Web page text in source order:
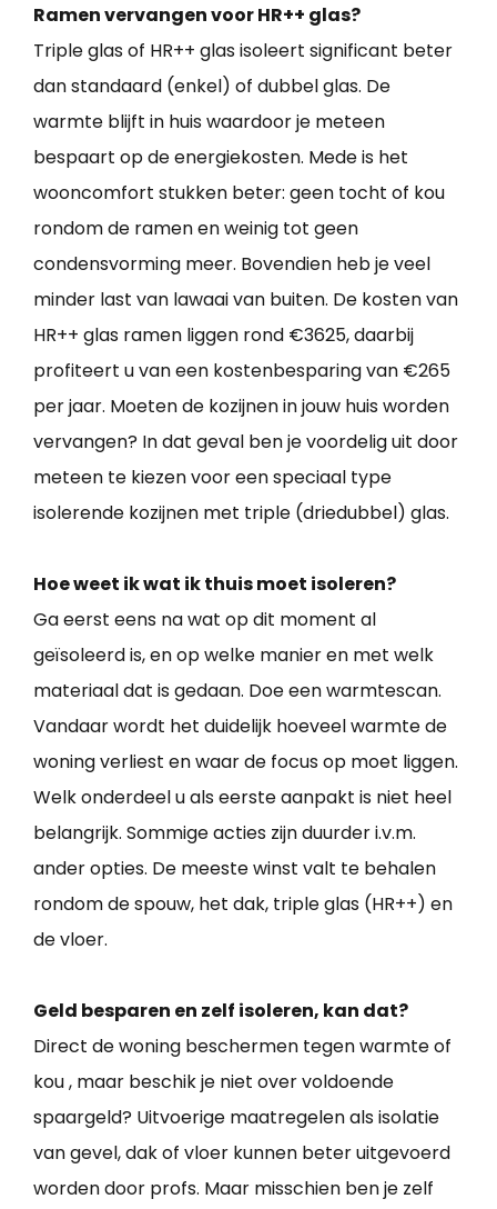
Ramen vervangen voor HR++ glas?
Triple glas of HR++ glas isoleert significant beter
dan standaard (enkel) of dubbel glas. De
warmte blijft in huis waardoor je meteen
bespaart op de energiekosten. Mede is het
wooncomfort stukken beter: geen tocht of kou
rondom de ramen en weinig tot geen
condensvorming meer. Bovendien heb je veel
minder last van lawaai van buiten. De kosten van
HR++ glas ramen liggen rond €3625, daarbij
profiteert u van een kostenbesparing van €265
per jaar. Moeten de kozijnen in jouw huis worden
vervangen? In dat geval ben je voordelig uit door
meteen te kiezen voor een speciaal type
isolerende kozijnen met triple (driedubbel) glas.
Hoe weet ik wat ik thuis moet isoleren?
Ga eerst eens na wat op dit moment al
geïsoleerd is, en op welke manier en met welk
materiaal dat is gedaan. Doe een warmtescan.
Vandaar wordt het duidelijk hoeveel warmte de
woning verliest en waar de focus op moet liggen.
Welk onderdeel u als eerste aanpakt is niet heel
belangrijk. Sommige acties zijn duurder i.v.m.
ander opties. De meeste winst valt te behalen
rondom de spouw, het dak, triple glas (HR++) en
de vloer.
Geld besparen en zelf isoleren, kan dat?
Direct de woning beschermen tegen warmte of
kou , maar beschik je niet over voldoende
spaargeld? Uitvoerige maatregelen als isolatie
van gevel, dak of vloer kunnen beter uitgevoerd
worden door profs. Maar misschien ben je zelf